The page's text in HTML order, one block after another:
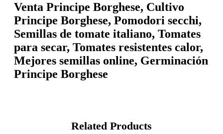
Venta Principe Borghese, Cultivo
Principe Borghese, Pomodori secchi,
Semillas de tomate italiano, Tomates
para secar, Tomates resistentes calor,
Mejores semillas online, Germinación
Principe Borghese
Related Products